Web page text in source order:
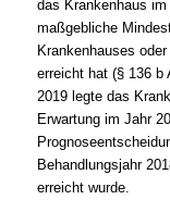
das Krankenhaus
maßgebliche
Krankenhauses
erreicht hat (§ 136
2019 legte das
Erwartung im Jahr
Behandlungsjahr
erreicht wurde.